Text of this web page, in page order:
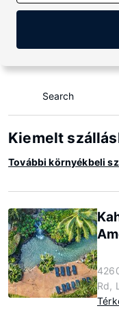
Search
Kiemelt
További környékbeli
Rd,